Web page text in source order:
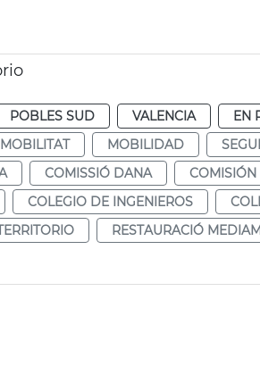
POBLES SUD VALENCIA
EN
MOBILITAT MOBILIDAD
COMISSIÓ DANA
COLEGIO DE INGENIEROS
RESTAURACIÓ